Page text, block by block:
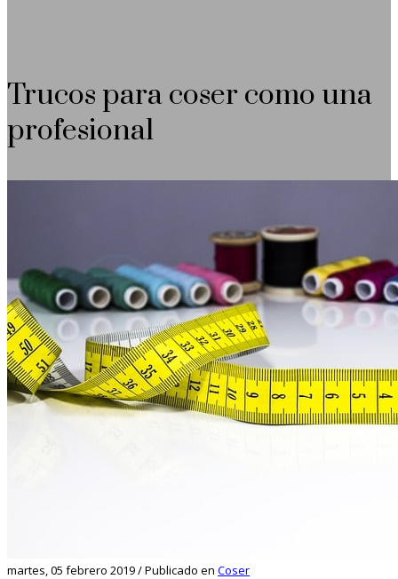
Trucos para coser como una
profesional
martes, 05 febrero 2019/Publicado en Coser